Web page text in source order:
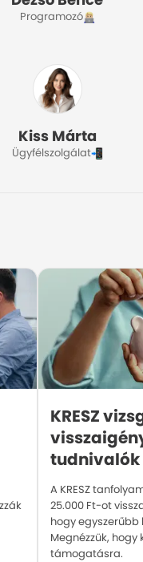
Programozó
Kiss Márta
Ügyfélszolgálat
KRESZ
tudnivalók
A KRESZ
25.000 Ft-ot
hogy egyszerűbb
Megnézzük, hogy
támogatásra.